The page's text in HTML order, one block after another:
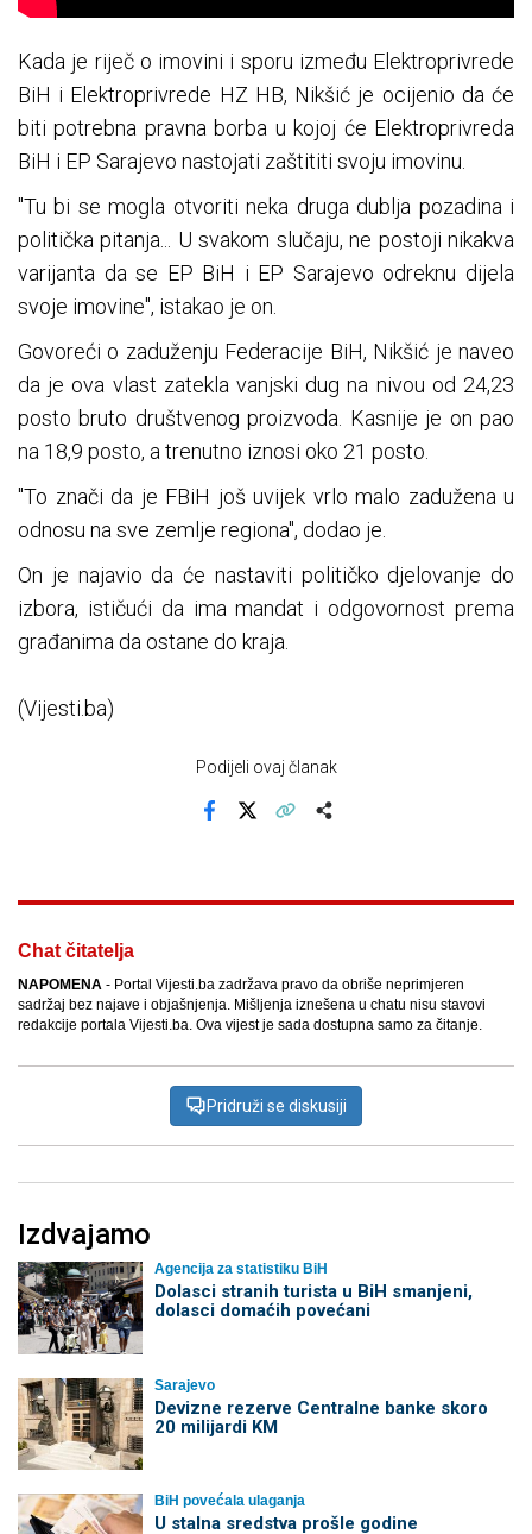
Kada je riječ o imovini i sporu između Elektroprivrede
BiH i Elektroprivrede HZ HB, Nikšić je ocijenio da će
biti potrebna pravna borba u kojoj će Elektroprivreda
BiH i EP Sarajevo nastojati zaštititi svoju imovinu.
"Tu bi se mogla otvoriti neka druga dublja pozadina i
politička pitanja... U svakom slučaju, ne postoji nikakva
varijanta da se EP BiH i EP Sarajevo odreknu dijela
svoje imovine", istakao je on.
Govoreći o zaduženju Federacije BiH, Nikšić je naveo
da je ova vlast zatekla vanjski dug na nivou od 24,23
posto bruto društvenog proizvoda. Kasnije je on pao
na 18,9 posto, a trenutno iznosi oko 21 posto.
"To znači da je FBiH još uvijek vrlo malo zadužena u
odnosu na sve zemlje regiona", dodao je.
On je najavio da će nastaviti političko djelovanje do
izbora, ističući da ima mandat i odgovornost prema
građanima da ostane do kraja.
(Vijesti.ba)
Podijeli ovaj članak
Chat čitatelja
NAPOMENA - Portal Vijesti.ba zadržava pravo da obriše neprimjeren
sadržaj bez najave i objašnjenja. Mišljenja iznešena u chatu nisu stavovi
redakcije portala Vijesti.ba. Ova vijest je sada dostupna samo za čitanje.
Pridruži se diskusiji
Izdvajamo
Agencija za statistiku BiH
Dolasci stranih turista u BiH smanjeni,
dolasci domaćih povećani
Sarajevo
Devizne rezerve Centralne banke skoro
20 milijardi KM
BiH povećala ulaganja
U stalna sredstva prošle godine